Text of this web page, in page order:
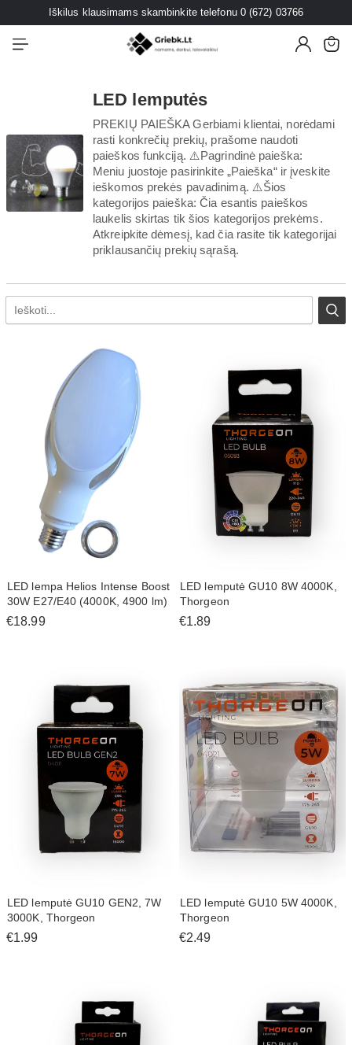
Iškilus klausimams skambinkite telefonu 0 (672) 03766
LED lemputės
PREKIŲ PAIEŠKA Gerbiami klientai, norėdami
rasti konkrečių prekių, prašome naudoti
paieškos funkciją. ⚠️Pagrindinė paieška:
Meniu juostoje pasirinkite „Paieška“ ir įveskite
ieškomos prekės pavadinimą. ⚠️Šios
kategorijos paieška: Čia esantis paieškos
laukelis skirtas tik šios kategorijos prekėms.
Atkreipkite dėmesį, kad čia rasite tik kategorijai
priklausančių prekių sąrašą.
LED lempa Helios Intense Boost
30W E27/E40 (4000K, 4900 lm)
€18.99
LED lemputė GU10 8W 4000K,
Thorgeon
€1.89
LED lemputė GU10 GEN2, 7W
3000K, Thorgeon
€1.99
LED lemputė GU10 5W 4000K,
Thorgeon
€2.49